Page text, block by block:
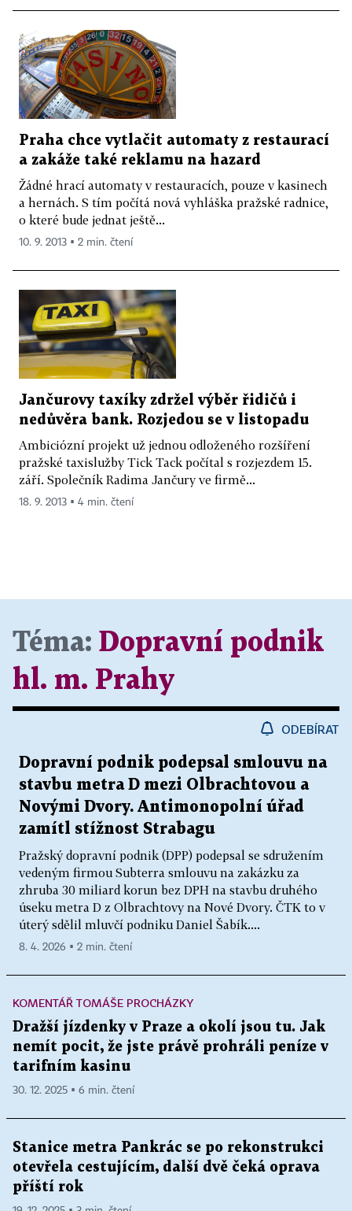
Praha chce vytlačit automaty z restaurací
a zakáže také reklamu na hazard
Žádné hrací automaty v restauracích, pouze v kasinech
a hernách. S tím počítá nová vyhláška pražské radnice,
o které bude jednat ještě...
10. 9. 2013 ▪ 2 min. čtení
Jančurovy taxíky zdržel výběr řidičů i
nedůvěra bank. Rozjedou se v listopadu
Ambiciózní projekt už jednou odloženého rozšíření
pražské taxislužby Tick Tack počítal s rozjezdem 15.
září. Společník Radima Jančury ve firmě...
18. 9. 2013 ▪ 4 min. čtení
Téma: Dopravní podnik
hl. m. Prahy
ODEBÍRAT
Dopravní podnik podepsal smlouvu na
stavbu metra D mezi Olbrachtovou a
Novými Dvory. Antimonopolní úřad
zamítl stížnost Strabagu
Pražský dopravní podnik (DPP) podepsal se sdružením
vedeným firmou Subterra smlouvu na zakázku za
zhruba 30 miliard korun bez DPH na stavbu druhého
úseku metra D z Olbrachtovy na Nové Dvory. ČTK to v
úterý sdělil mluvčí podniku Daniel Šabík....
8. 4. 2026 ▪ 2 min. čtení
KOMENTÁŘ TOMÁŠE PROCHÁZKY
Dražší jízdenky v Praze a okolí jsou tu. Jak
nemít pocit, že jste právě prohráli peníze v
tarifním kasinu
30. 12. 2025 ▪ 6 min. čtení
Stanice metra Pankrác se po rekonstrukci
otevřela cestujícím, další dvě čeká oprava
příští rok